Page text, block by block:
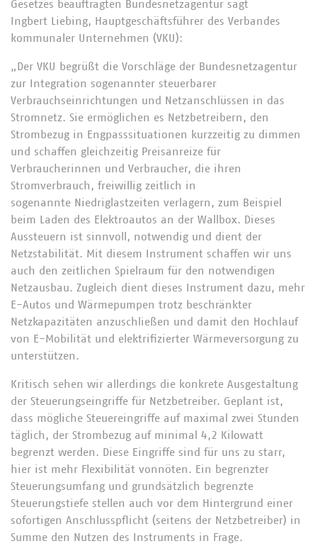
Gesetzes beauftragten Bundesnetzagentur sagt
Ingbert Liebing, Hauptgeschäftsführer des Verbandes
kommunaler Unternehmen (VKU):
„Der VKU begrüßt die Vorschläge der Bundesnetzagentur
zur Integration sogenannter steuerbarer
Verbrauchseinrichtungen und Netzanschlüssen in das
Stromnetz. Sie ermöglichen es Netzbetreibern, den
Strombezug in Engpasssituationen kurzzeitig zu dimmen
und schaffen gleichzeitig Preisanreize für
Verbraucherinnen und Verbraucher, die ihren
Stromverbrauch, freiwillig zeitlich in
sogenannte Niedriglastzeiten verlagern, zum Beispiel
beim Laden des Elektroautos an der Wallbox. Dieses
Aussteuern ist sinnvoll, notwendig und dient der
Netzstabilität. Mit diesem Instrument schaffen wir uns
auch den zeitlichen Spielraum für den notwendigen
Netzausbau. Zugleich dient dieses Instrument dazu, mehr
E-Autos und Wärmepumpen trotz beschränkter
Netzkapazitäten anzuschließen und damit den Hochlauf
von E-Mobilität und elektrifizierter Wärmeversorgung zu
unterstützen.
Kritisch sehen wir allerdings die konkrete Ausgestaltung
der Steuerungseingriffe für Netzbetreiber. Geplant ist,
dass mögliche Steuereingriffe auf maximal zwei Stunden
täglich, der Strombezug auf minimal 4,2 Kilowatt
begrenzt werden. Diese Eingriffe sind für uns zu starr,
hier ist mehr Flexibilität vonnöten. Ein begrenzter
Steuerungsumfang und grundsätzlich begrenzte
Steuerungstiefe stellen auch vor dem Hintergrund einer
sofortigen Anschlusspflicht (seitens der Netzbetreiber) in
Summe den Nutzen des Instruments in Frage.